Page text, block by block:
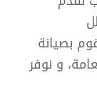
بصيانة
و نوفر